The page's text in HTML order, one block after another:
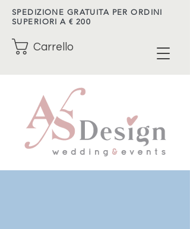
SPEDIZIONE GRATUITA PER ORDINI
SUPERIORI A € 200
Carrello